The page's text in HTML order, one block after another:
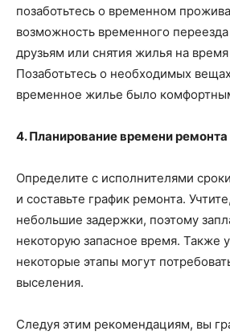
позаботьтесь о временном
возможность временного
друзьям или снятия жилья на
Позаботьтесь о необходимых
временное жилье было
4. Планирование времени ремонта
Определите с исполнителями
и составьте график ремонта.
небольшие задержки, поэтому
некоторую запасное время. Также
некоторые этапы могут
выселения.
Следуя этим рекомендациям, вы